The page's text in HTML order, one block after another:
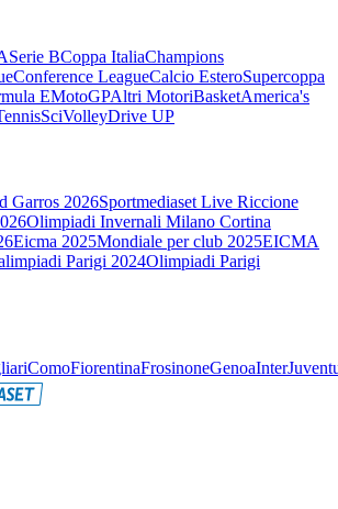
Serie BCoppa ItaliaChampions
Conference LeagueCalcio EsteroSupercoppa
EMotoGPAltri MotoriBasketAmerica's
SciVolleyDrive UP
Garros 2026Sportmediaset Live Riccione
Olimpiadi Invernali Milano Cortina
Eicma 2025Mondiale per club 2025EICMA
Parigi 2024Olimpiadi Parigi
ComoFiorentinaFrosinoneGenoaInter